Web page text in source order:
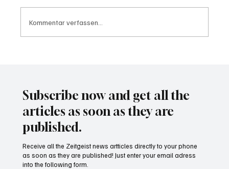
Kommentar verfassen...
Subscribe now and get all the
articles as soon as they are
published.
Receive all the Zeitgeist news artticles directly to your phone
as soon as they are published! Just enter your email adress
into the following form.